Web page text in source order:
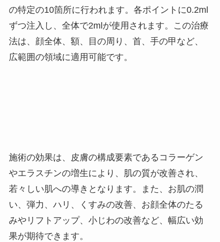
の特定の10箇所に行われます。各ポイントに0.2ml
ずつ注入し、全体で2ml が使用されます。この治療
法は、顔全体、額、目の周り、首、手の甲など、
広範囲の領域に適用可能です​。
施術の効果は、皮膚の構成要素であるコラーゲン
やエラスチンの増生により、肌の質が改善され、
若々しい肌への導きとなります。また、お肌の潤
い、弾力、ハリ、くすみの改善、お顔全体のたる
みやリフトアップ、小じわの改善など、幅広い効
果が期待できます​。